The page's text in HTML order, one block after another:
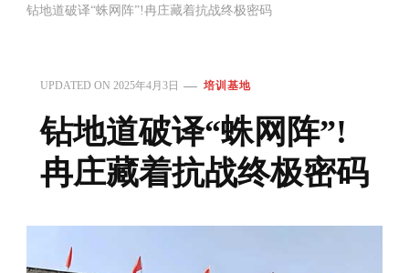
钻地道破译“蛛网阵”!冉庄藏着抗战终极密码
UPDATED ON 2025年4月3日 培训基地
钻地道破译“蛛网阵”!
冉庄藏着抗战终极密码